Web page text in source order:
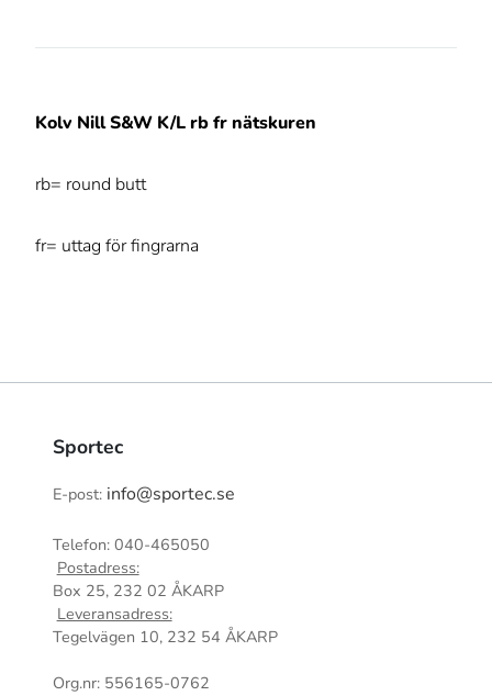
Kolv Nill S&W K/L rb fr nätskuren
rb= round butt
fr= uttag för fingrarna
Sportec
E-post: info@sportec.se
Telefon: 040-465050
Postadress:
Box 25, 232 02 ÅKARP
Leveransadress:
Tegelvägen 10, 232 54 ÅKARP
Org.nr: 556165-0762